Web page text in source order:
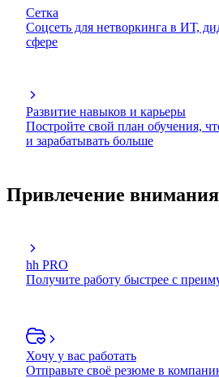
Сетка
Соцсеть для нетворкинга в ИТ,
сфере
Развитие навыков и карьеры
Постройте свой план обучения,
и зарабатывать больше
Привлечение внимания
hh PRO
Получите работу быстрее с
Хочу у вас работать
Отправьте своё резюме в